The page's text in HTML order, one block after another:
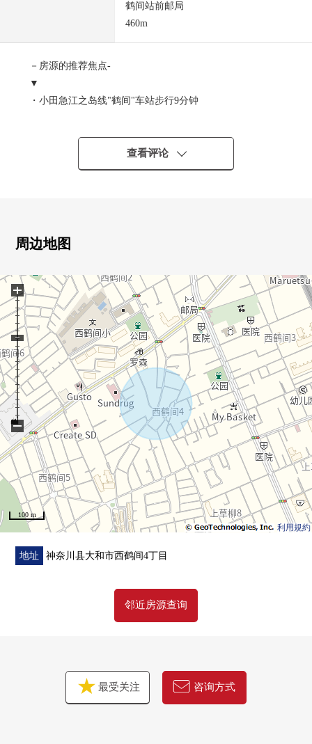
鹤间站前邮局
460m
－房源的推荐焦点-
▼
・小田急江之岛线"鹤间"车站步行9分钟
▼土地的特徴
・能设计无建筑条件的自由
・对东南一侧幅员约5.6m接面
▼周边环境
・大和市立大和中学约960m(步行12分钟)
・到Create S·D大和鹤间商店约380m(步行约5分)
・Lawson西鹤之间的小学入口商店约240m(步行3分钟)
■ 比负责人━━━━━━━━━━━━━━・・・・・
也把周围房源合起来，不仅周边环境以及设施的向导而
且，能介绍。
另外，买房时的各项费用，住宅贷款(月的偿还例)，
因为也接受资金计划的需讨论当有了兴趣所以的时候请
随便询问。
查看评论
周边地图
利用規約
100 m
+
−
地址 神奈川县大和市西鹤间4丁目
邻近房源查询
最受关注 咨询方式